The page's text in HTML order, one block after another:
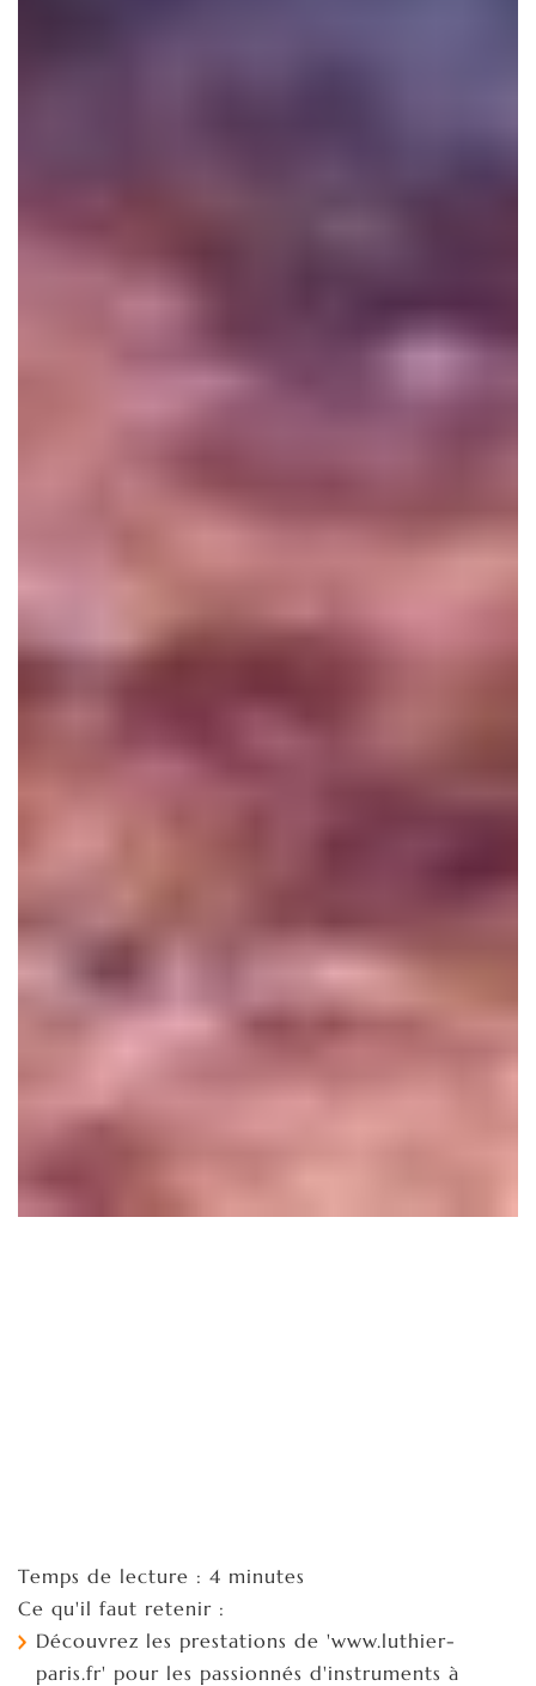
Temps de lecture : 4 minutes
Ce qu'il faut retenir :
Découvrez les prestations de 'www.luthier-
paris.fr' pour les passionnés d'instruments à